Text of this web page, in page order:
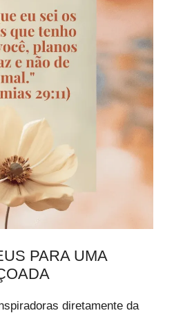
PARA UMA
diretamente da